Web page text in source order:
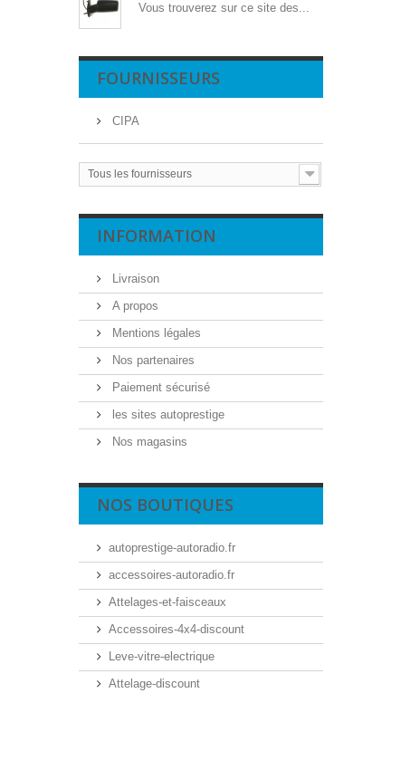
Vous trouverez sur ce site des...
FOURNISSEURS
CIPA
Tous les fournisseurs
INFORMATION
Livraison
A propos
Mentions légales
Nos partenaires
Paiement sécurisé
les sites autoprestige
Nos magasins
NOS BOUTIQUES
autoprestige-autoradio.fr
accessoires-autoradio.fr
Attelages-et-faisceaux
Accessoires-4x4-discount
Leve-vitre-electrique
Attelage-discount